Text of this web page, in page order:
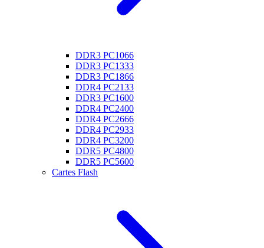
DDR3 PC1066
DDR3 PC1333
DDR3 PC1866
DDR4 PC2133
DDR3 PC1600
DDR4 PC2400
DDR4 PC2666
DDR4 PC2933
DDR4 PC3200
DDR5 PC4800
DDR5 PC5600
Cartes Flash